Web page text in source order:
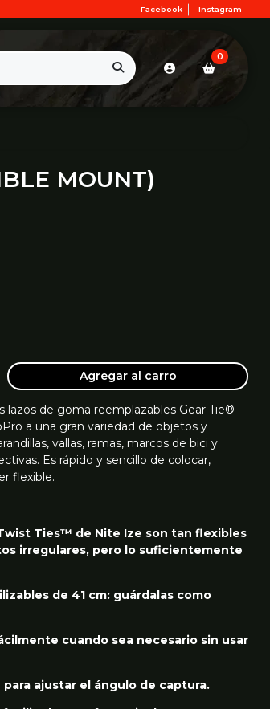
Facebook Instagram
0
MOUNT)
Agregar al carro
de goma reemplazables Gear Tie®
a una gran variedad de objetos y
vallas, ramas, marcos de bici y
Es rápido y sencillo de colocar,
flexible.
Ties™ de Nite Ize son tan flexibles
irregulares, pero lo suficientemente
de 41 cm: guárdalas como
cuando sea necesario sin usar
ajustar el ángulo de captura.